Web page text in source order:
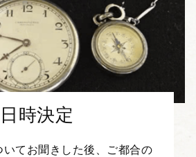
日時決定
いてお聞きした後、ご都合の